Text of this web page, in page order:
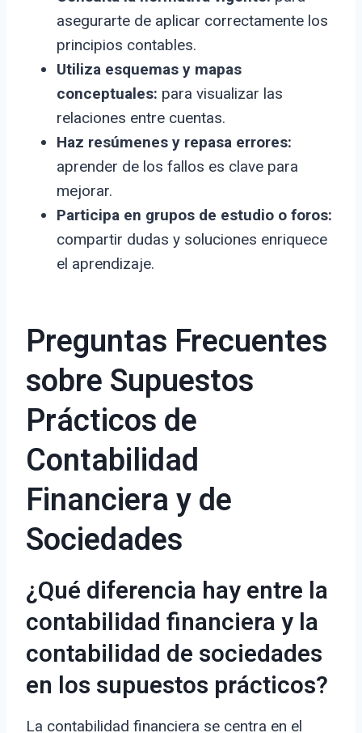
asegurarte de aplicar correctamente los
principios contables.
Utiliza esquemas y mapas
conceptuales: para visualizar las
relaciones entre cuentas.
Haz resúmenes y repasa errores:
aprender de los fallos es clave para
mejorar.
Participa en grupos de estudio o foros:
compartir dudas y soluciones enriquece
el aprendizaje.
Preguntas Frecuentes
sobre Supuestos
Prácticos de
Contabilidad
Financiera y de
Sociedades
¿Qué diferencia hay entre la
contabilidad financiera y la
contabilidad de sociedades
en los supuestos prácticos?
La contabilidad financiera se centra en el